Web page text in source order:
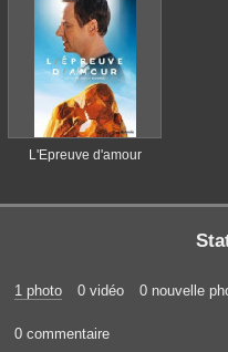
L'Epreuve d'amour
1 photo 0 vidéo 0 nouvelle
0 commentaire